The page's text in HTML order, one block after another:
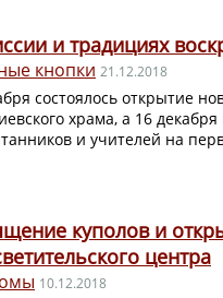
и традициях
кнопки 21.12.2018
состоялось открытие
храма, а 16
и учителей на
куполов и
центра
10.12.2018